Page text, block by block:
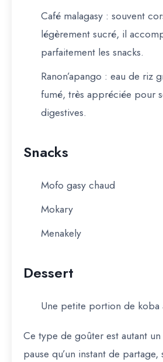
Café malagasy : souvent
légèrement sucré, il
parfaitement les snacks.
Ranon’apango : eau de riz
fumé, très appréciée pour
digestives.
Snacks
Mofo gasy chaud
Mokary
Menakely
Dessert
Une petite portion de koba
Ce type de goûter est autant
pause qu’un instant de partage,